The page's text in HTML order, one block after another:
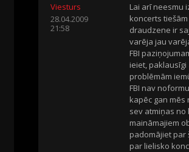
Viesturs
28.04.2009
21:58
Lai arī neesmu
koncerts
draudzene ir
varēja jau
FBI
ieiet,
problēmām
FBI nav
kapēc gan
sev atmiņas no
maināmajiem
padomājiet par
par lielisko